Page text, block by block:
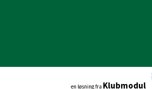
en løsning fra Klubmodul